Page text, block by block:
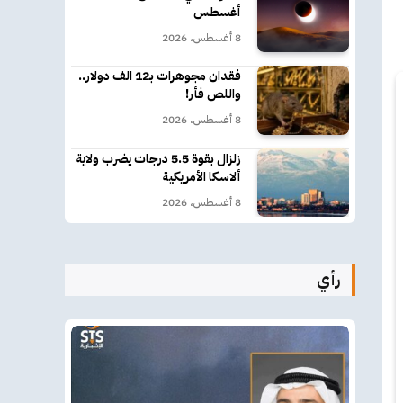
أغسطس
8 أغسطس، 2026
فقدان مجوهرات بـ12 الف دولار..
واللص فأر!
8 أغسطس، 2026
زلزال بقوة 5.5 درجات يضرب ولاية
ألاسكا الأمريكية
8 أغسطس، 2026
رأي